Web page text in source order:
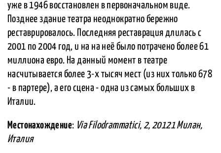
уже в 1946 восстановлен в первоначальном виде.
Позднее здание театра неоднократно бережно
реставрировалось. Последняя реставрация длилась с
2001 по 2004 год, и на на неё было потрачено более 61
миллиона евро. На данный момент в театре
насчитывается более 3-х тысяч мест (из них только 678
- в партере), а его сцена - одна из самых больших в
Италии.
Местонахождение: Via Filodrammatici, 2, 20121 Милан,
Италия